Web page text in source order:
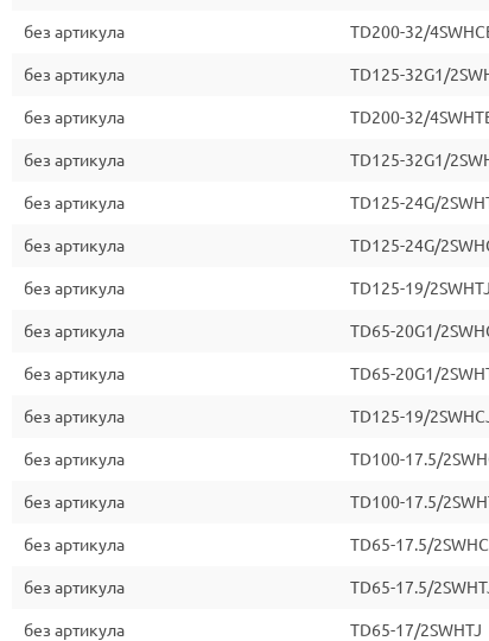
без артикула TD200-32/
без артикула TD125-32G1/
без артикула TD200-32/
без артикула TD125-32G1/
без артикула TD125-24G/
без артикула TD125-24G/
без артикула TD125-19/2SWHTJ
без артикула TD65-20G1/
без артикула TD65-20G1/
без артикула TD125-19/
без артикула TD100-17.5/
без артикула TD100-17.5/
без артикула TD65-17.5/
без артикула TD65-17.5/
без артикула TD65-17/2SWHTJ